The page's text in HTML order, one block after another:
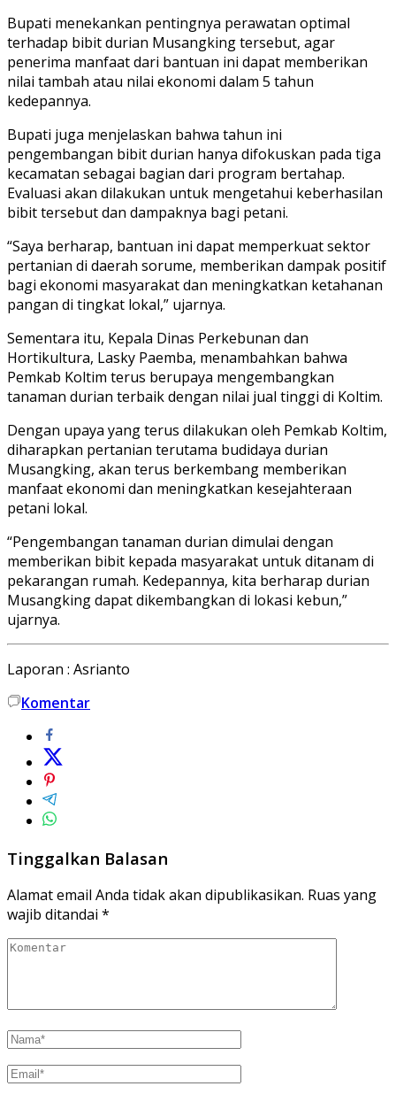
Bupati menekankan pentingnya perawatan optimal
terhadap bibit durian Musangking tersebut, agar
penerima manfaat dari bantuan ini dapat memberikan
nilai tambah atau nilai ekonomi dalam 5 tahun
kedepannya.
Bupati juga menjelaskan bahwa tahun ini
pengembangan bibit durian hanya difokuskan pada tiga
kecamatan sebagai bagian dari program bertahap.
Evaluasi akan dilakukan untuk mengetahui keberhasilan
bibit tersebut dan dampaknya bagi petani.
“Saya berharap, bantuan ini dapat memperkuat sektor
pertanian di daerah sorume, memberikan dampak positif
bagi ekonomi masyarakat dan meningkatkan ketahanan
pangan di tingkat lokal,” ujarnya.
Sementara itu, Kepala Dinas Perkebunan dan
Hortikultura, Lasky Paemba, menambahkan bahwa
Pemkab Koltim terus berupaya mengembangkan
tanaman durian terbaik dengan nilai jual tinggi di Koltim.
Dengan upaya yang terus dilakukan oleh Pemkab Koltim,
diharapkan pertanian terutama budidaya durian
Musangking, akan terus berkembang memberikan
manfaat ekonomi dan meningkatkan kesejahteraan
petani lokal.
“Pengembangan tanaman durian dimulai dengan
memberikan bibit kepada masyarakat untuk ditanam di
pekarangan rumah. Kedepannya, kita berharap durian
Musangking dapat dikembangkan di lokasi kebun,”
ujarnya.
Laporan : Asrianto
Komentar
Tinggalkan Balasan
Alamat email Anda tidak akan dipublikasikan. Ruas yang
wajib ditandai *